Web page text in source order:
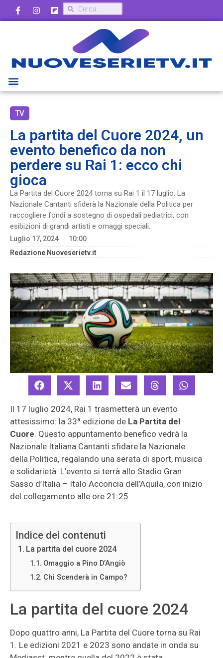
TV
La partita del Cuore 2024, un
evento benefico da non
perdere su Rai 1: ecco chi
gioca
La Partita del Cuore 2024 torna su Rai 1 il 17 luglio. La
Nazionale Cantanti sfiderà la Nazionale della Politica per
raccogliere fondi a sostegno di ospedali pediatrici, con
esibizioni di grandi artisti e omaggi speciali.
Luglio 17, 2024
10:00
Redazione Nuoveserietv.it
Il 17 luglio 2024, Rai 1 trasmetterà un evento
attesissimo: la 33ª edizione de La Partita del
Cuore. Questo appuntamento benefico vedrà la
Nazionale Italiana Cantanti sfidare la Nazionale
della Politica, regalando una serata di sport, musica
e solidarietà. L’evento si terrà allo Stadio Gran
Sasso d’Italia – Italo Acconcia dell’Aquila, con inizio
del collegamento alle ore 21:25.
Indice dei contenuti
La partita del cuore 2024
Omaggio a Pino D’Angiò
Chi Scenderà in Campo?
La partita del cuore 2024
Dopo quattro anni, La Partita del Cuore torna su Rai
1. Le edizioni 2021 e 2023 sono andate in onda su